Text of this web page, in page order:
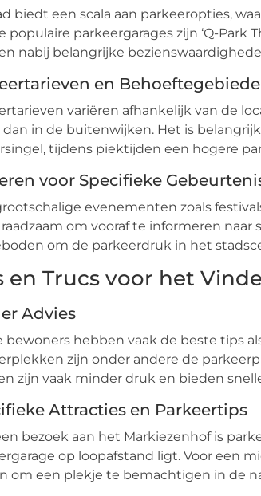
biedt een scala aan parkeeropties,
populaire parkeergarages zijn ‘Q-Park
nabij belangrijke
en
variëren afhankelijk van de
dan in de buitenwijken. Het is
tijdens piektijden een hogere
voor Specifieke
evenementen zoals
om vooraf te informeren
om de parkeerdruk in het
en Trucs voor het
Advies
bewoners hebben vaak de beste tips
zijn onder andere de
zijn vaak minder druk en bieden
Attracties en Parkeertips
bezoek aan het Markiezenhof is
op loopafstand ligt. Voor een
om een plekje te bemachtigen in de